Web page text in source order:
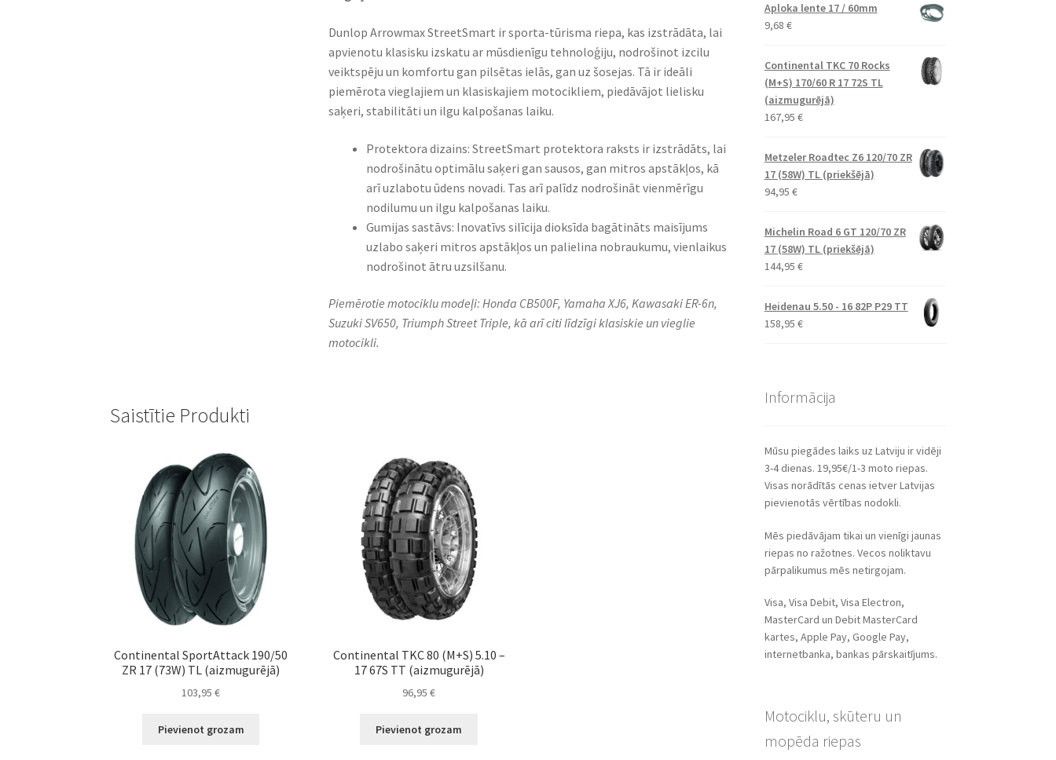
Dunlop Arrowmax StreetSmart ir sporta-tūrisma riepa, kas izstrādāta, lai
apvienotu klasisku izskatu ar mūsdienīgu tehnoloģiju, nodrošinot izcilu
veiktspēju un komfortu gan pilsētas ielās, gan uz šosejas. Tā ir ideāli
piemērota vieglajiem un klasiskajiem motocikliem, piedāvājot lielisku
saķeri, stabilitāti un ilgu kalpošanas laiku.
Protektora dizains: StreetSmart protektora raksts ir izstrādāts, lai
nodrošinātu optimālu saķeri gan sausos, gan mitros apstākļos, kā
arī uzlabotu ūdens novadi. Tas arī palīdz nodrošināt vienmērīgu
nodilumu un ilgu kalpošanas laiku.
Gumijas sastāvs: Inovatīvs silīcija dioksīda bagātināts maisījums
uzlabo saķeri mitros apstākļos un palielina nobraukumu, vienlaikus
nodrošinot ātru uzsilšanu.
Piemērotie motociklu modeļi: Honda CB500F, Yamaha XJ6, Kawasaki ER-6n,
Suzuki SV650, Triumph Street Triple, kā arī citi līdzīgi klasiskie un vieglie
motocikli.
Saistītie Produkti
Continental SportAttack 190/50
ZR 17 (73W) TL (aizmugurējā)
103,95€
Pievienot grozam
Continental TKC 80 (M+S) 5.10 –
17 67S TT (aizmugurējā)
96,95€
Pievienot grozam
Aploka lente 17 / 60mm
9,68 €
Continental TKC 70 Rocks
(M+S) 170/60 R 17 72S TL
(aizmugurējā)
167,95 €
Metzeler Roadtec Z6 120/70 ZR
17 (58W) TL (priekšējā)
94,95 €
Michelin Road 6 GT 120/70 ZR
17 (58W) TL (priekšējā)
144,95 €
Heidenau 5.50 - 16 82P P29 TT
158,95 €
Informācija
Mūsu piegādes laiks uz Latviju ir vidēji
3-4 dienas. 19,95€/1-3 moto riepas.
Visas norādītās cenas ietver Latvijas
pievienotās vērtības nodokli.
Mēs piedāvājam tikai un vienīgi jaunas
riepas no ražotnes. Vecos noliktavu
pārpalikumus mēs netirgojam.
Visa, Visa Debit, Visa Electron,
MasterCard un Debit MasterCard
kartes, Apple Pay, Google Pay,
internetbanka, bankas pārskaitījums.
Motociklu, skūteru un
mopēda riepas